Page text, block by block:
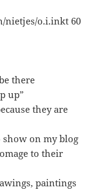
nietjes/o.i.inkt 60
there
up”
they are
on my blog
to their
paintings